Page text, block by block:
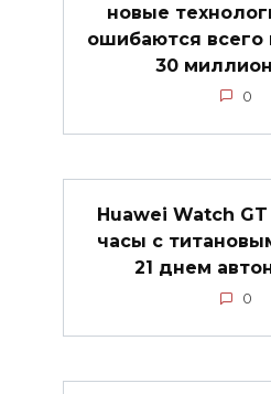
новые
ошибаются всего
30
0
Huawei Watch
часы с
21 днем
0